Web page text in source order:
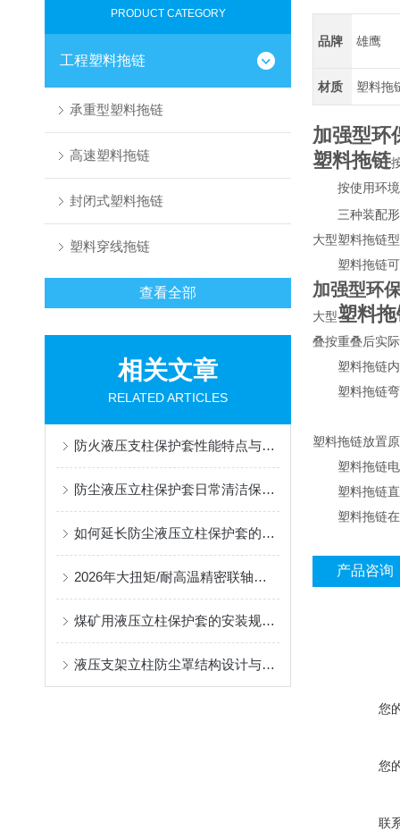
PRODUCT CATEGORY
工程塑料拖链
承重型塑料拖链
高速塑料拖链
封闭式塑料拖链
塑料穿线拖链
查看全部
相关文章
RELATED ARTICLES
防火液压支柱保护套性能特点与阻燃防护应用
防尘液压立柱保护套日常清洁保养与更换规范
如何延长防尘液压立柱保护套的使用寿命？
2026年大扭矩/耐高温精密联轴器定制找哪家？能实现精准定制的优质厂家盘点
煤矿用液压立柱保护套的安装规范与使用寿命提升方案
液压支架立柱防尘罩结构设计与密封防护原理
品牌 雄鹰
材质 塑料拖
加强型环
塑料拖链
按使用环境
三种装配形
大型塑料拖链
塑料拖链可
加强型环
大型塑料
叠按重叠后实
塑料拖链内
塑料拖链弯
塑料拖链放置
塑料拖链电
塑料拖链直
塑料拖链在
产品咨询
您
您
联